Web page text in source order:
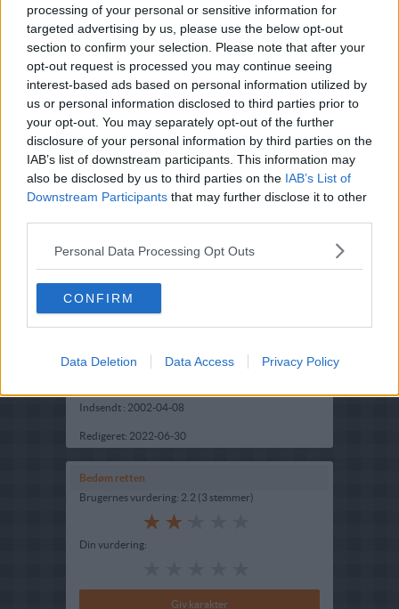
processing of your personal or sensitive information for
targeted advertising by us, please use the below opt-out
section to confirm your selection. Please note that after your
opt-out request is processed you may continue seeing
interest-based ads based on personal information utilized by
us or personal information disclosed to third parties prior to
your opt-out. You may separately opt-out of the further
disclosure of your personal information by third parties on the
IAB’s list of downstream participants. This information may
also be disclosed by us to third parties on the IAB’s List of
Downstream Participants that may further disclose it to other
Personal Data Processing Opt Outs
CONFIRM
Data Deletion Data Access Privacy Policy
Opskriftsinfo
Indsendt : 2002-04-08
Redigeret: 2022-06-30
Bedøm retten
Brugernes vurdering: 2.2 (3 stemmer)
Din vurdering: